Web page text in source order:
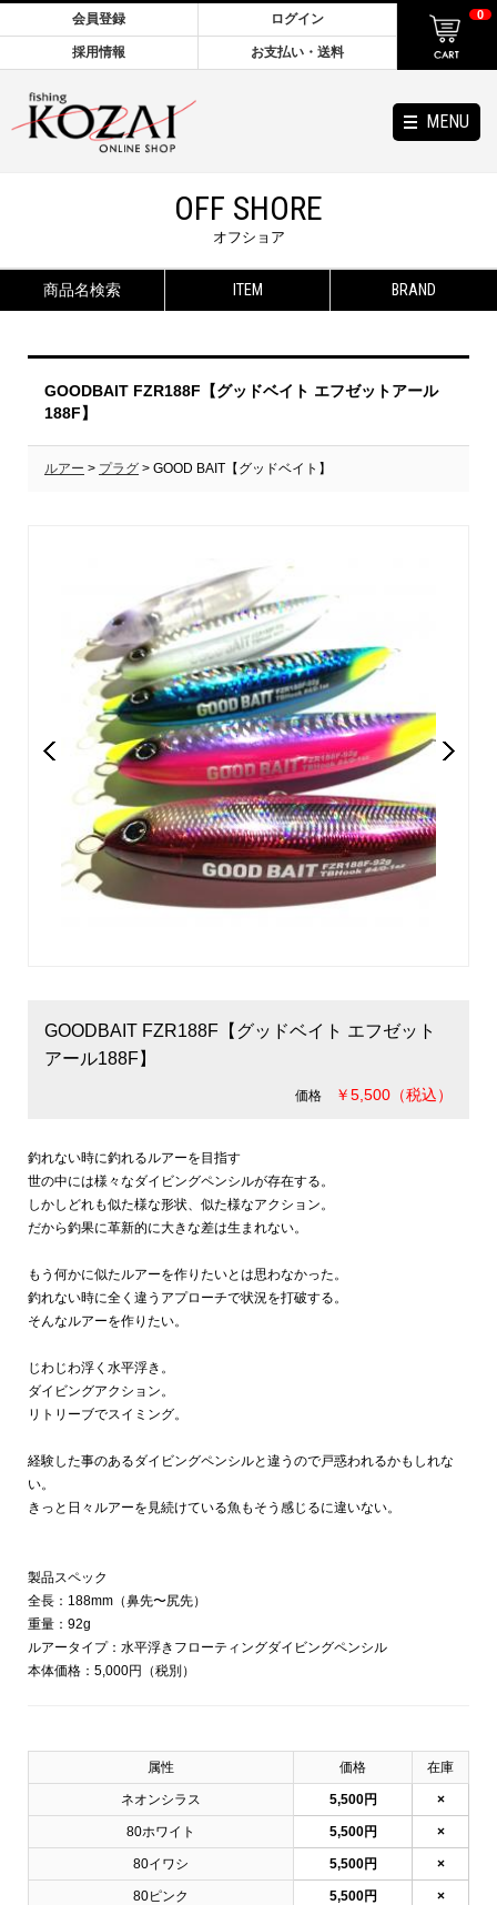
MENU
会員登録 ログイン
採用情報 お支払い・送料
0
OFF SHORE
オフショア
商品名検索 ITEM BRAND
GOODBAIT FZR188F【グッドベイト エフゼットアール
188F】
ルアー > プラグ > GOOD BAIT【グッドベイト】
GOODBAIT FZR188F【グッドベイト エフゼット
アール188F】
価格 ￥5,500（税込）
釣れない時に釣れるルアーを目指す
世の中には様々なダイビングペンシルが存在する。
しかしどれも似た様な形状、似た様なアクション。
だから釣果に革新的に大きな差は生まれない。
もう何かに似たルアーを作りたいとは思わなかった。
釣れない時に全く違うアプローチで状況を打破する。
そんなルアーを作りたい。
じわじわ浮く水平浮き。
ダイビングアクション。
リトリーブでスイミング。
経験した事のあるダイビングペンシルと違うので戸惑われるかもしれな
い。
きっと日々ルアーを見続けている魚もそう感じるに違いない。
製品スペック
全長：188mm（鼻先〜尻先）
重量：92g
ルアータイプ：水平浮きフローティングダイビングペンシル
本体価格：5,000円（税別）
属性 価格 在庫
ネオンシラス 5,500円 ×
80ホワイト 5,500円 ×
80イワシ 5,500円 ×
80ピンク 5,500円 ×